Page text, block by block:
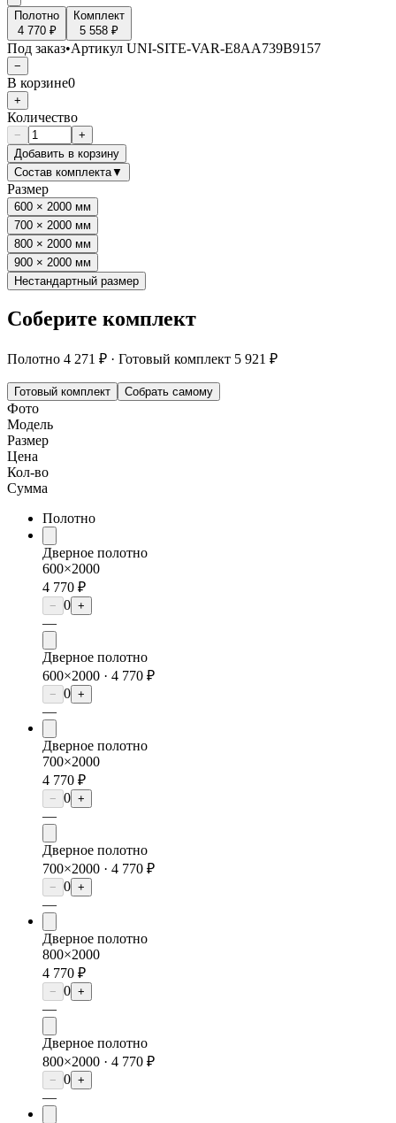
Полотно
4 770 ₽
Комплект
5 558 ₽
Под заказ•Артикул UNI-SITE-VAR-E8AA739B9157
−
В корзине0
+
Количество
−
+
Добавить в корзину
Состав комплекта▼
Размер
600 × 2000 мм
700 × 2000 мм
800 × 2000 мм
900 × 2000 мм
Нестандартный размер
Соберите комплект
Полотно 4 271 ₽ · Готовый комплект 5 921 ₽
Готовый комплект Собрать самому
Фото
Модель
Размер
Цена
Кол-во
Сумма
Полотно
Дверное полотно
600×2000
4 770 ₽
− 0 +
—
Дверное полотно
600×2000 · 4 770 ₽
− 0 +
—
Дверное полотно
700×2000
4 770 ₽
− 0 +
—
Дверное полотно
700×2000 · 4 770 ₽
− 0 +
—
Дверное полотно
800×2000
4 770 ₽
− 0 +
—
Дверное полотно
800×2000 · 4 770 ₽
− 0 +
—